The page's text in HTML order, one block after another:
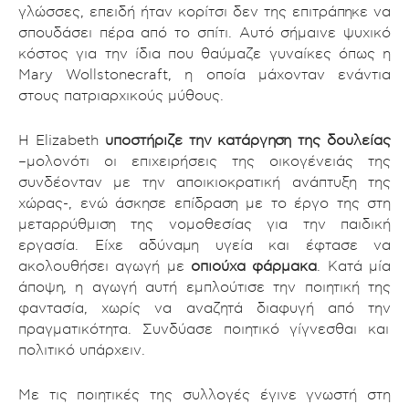
γλώσσες, επειδή ήταν κορίτσι δεν της επιτράπηκε να
σπουδάσει πέρα από το σπίτι. Αυτό σήμαινε ψυχικό
κόστος για την ίδια που θαύμαζε γυναίκες όπως η
Mary Wollstonecraft, η οποία μάχονταν ενάντια
στους πατριαρχικούς μύθους.
Η Elizabeth υποστήριζε την κατάργηση της δουλείας
–μολονότι οι επιχειρήσεις της οικογένειάς της
συνδέονταν με την αποικιοκρατική ανάπτυξη της
χώρας-, ενώ άσκησε επίδραση με το έργο της στη
μεταρρύθμιση της νομοθεσίας για την παιδική
εργασία. Είχε αδύναμη υγεία και έφτασε να
ακολουθήσει αγωγή με οπιούχα φάρμακα. Κατά μία
άποψη, η αγωγή αυτή εμπλούτισε την ποιητική της
φαντασία, χωρίς να αναζητά διαφυγή από την
πραγματικότητα. Συνδύασε ποιητικό γίγνεσθαι και
πολιτικό υπάρχειν.
Με τις ποιητικές της συλλογές έγινε γνωστή στη